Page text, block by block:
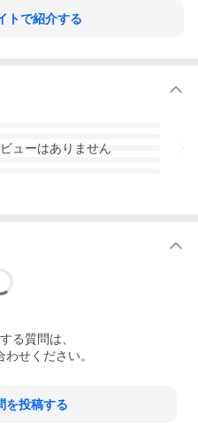
トで紹介する
ューはありません
る質問は、
せください。
を投稿する